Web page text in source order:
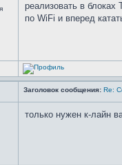
реализовать в
по WiFi и вперед
Заголовок сообщения: Re:
только нужен к-лайн